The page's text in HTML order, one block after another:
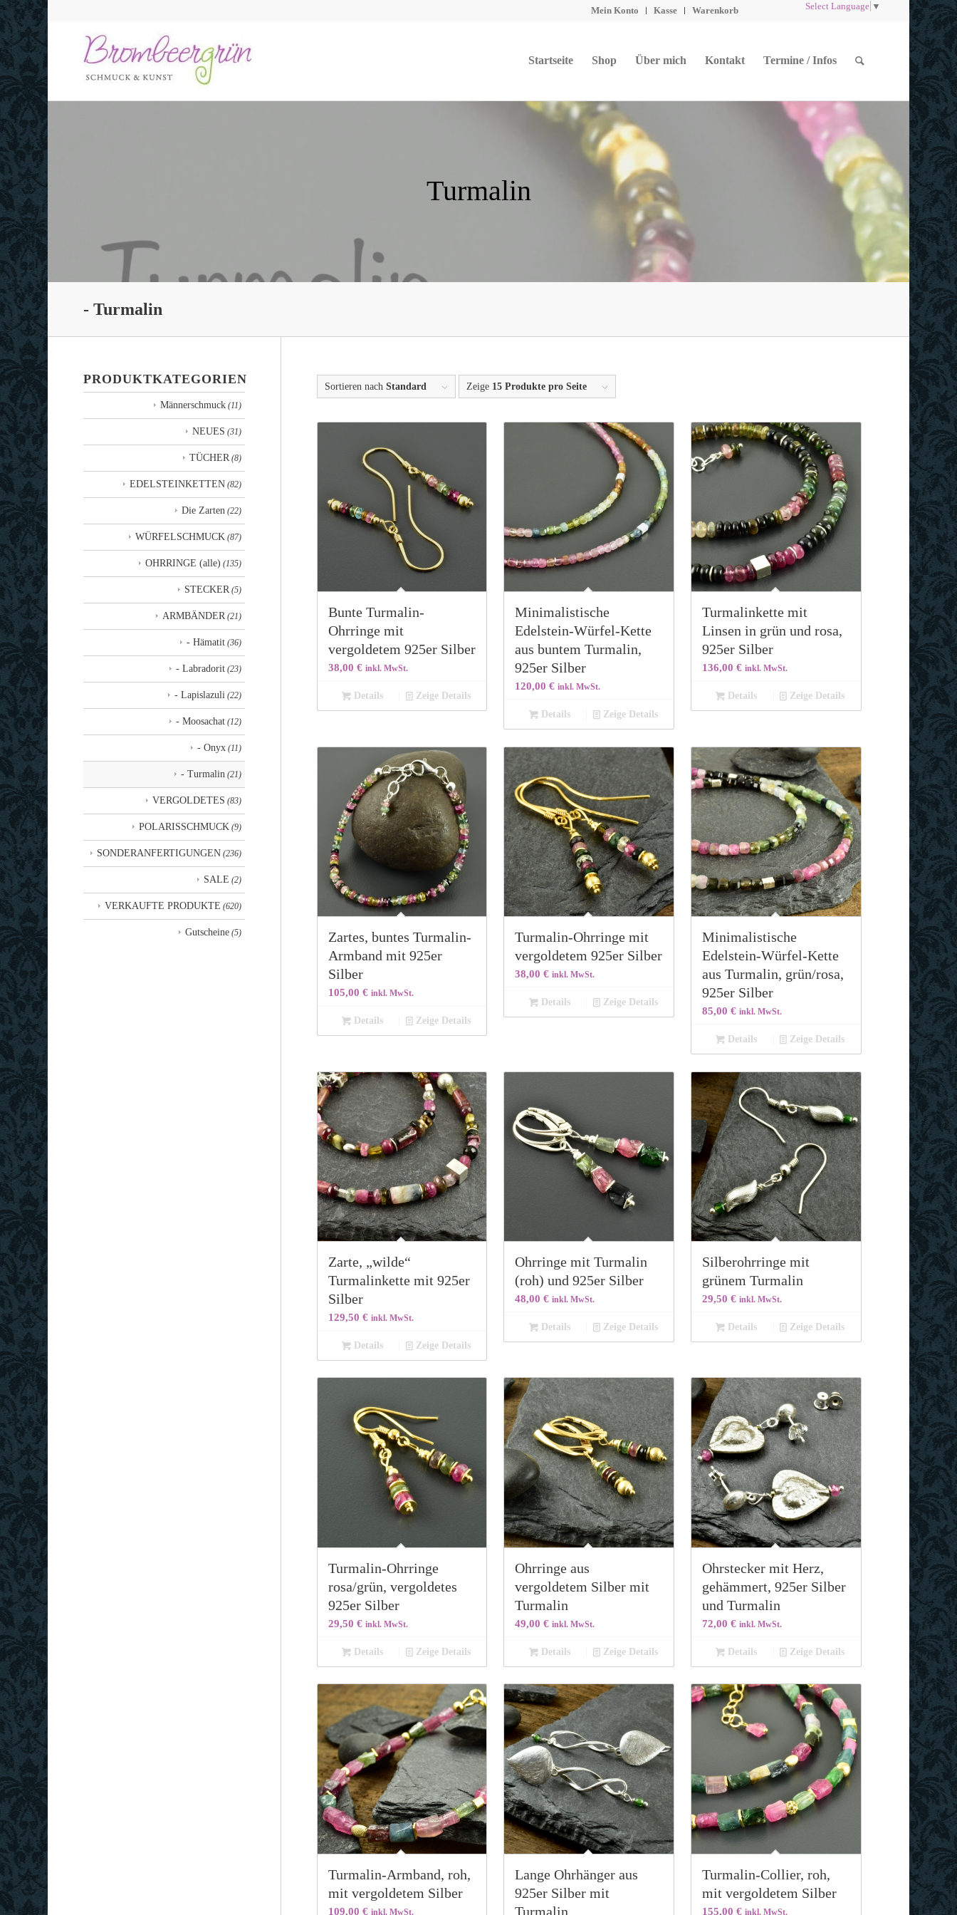
Mein Konto Kasse Warenkorb Select Language ▼
Startseite Shop Über mich Kontakt Termine / Infos
Turmalin
- Turmalin
Sortieren nach Standard Zeige 15 Produkte pro Seite
Bunte Turmalin-
Ohrringe mit
vergoldetem 925er Silber
38,00 € inkl. MwSt.
Details Zeige Details
Minimalistische
Edelstein-Würfel-Kette
aus buntem Turmalin,
925er Silber
120,00€ inkl. MwSt.
Details Zeige Details
Turmalinkette mit
Linsen in grün und rosa,
925er Silber
136,00€ inkl. MwSt.
Details Zeige Details
Zartes, buntes Turmalin-
Armband mit 925er
Silber
105,00 € inkl. MwSt.
Details Zeige Details
Turmalin-Ohrringe mit
vergoldetem 925er Silber
38,00€ inkl. MwSt.
Details Zeige Details
Minimalistische
Edelstein-Würfel-Kette
aus Turmalin, grün/rosa,
925er Silber
85,00€ inkl. MwSt.
Details Zeige Details
Zarte, „wilde“
Turmalinkette mit 925er
Silber
129,50 € inkl. MwSt.
Details Zeige Details
Ohrringe mit Turmalin
(roh) und 925er Silber
48,00€ inkl. MwSt.
Details Zeige Details
Silberohrringe mit
grünem Turmalin
29,50€ inkl. MwSt.
Details Zeige Details
Turmalin-Ohrringe
rosa/grün, vergoldetes
925er Silber
29,50 € inkl. MwSt.
Details Zeige Details
Ohrringe aus
vergoldetem Silber mit
Turmalin
49,00€ inkl. MwSt.
Details Zeige Details
Ohrstecker mit Herz,
gehämmert, 925er Silber
und Turmalin
72,00€ inkl. MwSt.
Details Zeige Details
Turmalin-Armband, roh,
mit vergoldetem Silber
109,00 € inkl. MwSt.
Lange Ohrhänger aus
925er Silber mit
Turmalin
Turmalin-Collier, roh,
mit vergoldetem Silber
155,00€ inkl. MwSt.
PRODUKTKATEGORIEN
Männerschmuck (11)
NEUES (31)
TÜCHER (8)
EDELSTEINKETTEN (82)
Die Zarten (22)
WÜRFELSCHMUCK (87)
OHRRINGE (alle) (135)
STECKER (5)
ARMBÄNDER (21)
- Hämatit (36)
- Labradorit (23)
- Lapislazuli (22)
- Moosachat (12)
- Onyx (11)
- Turmalin (21)
VERGOLDETES (83)
POLARISSCHMUCK (9)
SONDERANFERTIGUNGEN (236)
SALE (2)
VERKAUFTE PRODUKTE (620)
Gutscheine (5)